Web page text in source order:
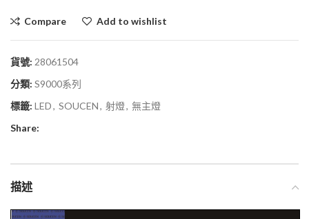
Compare Add to wishlist
貨號: 28061504
分類: S9000系列
標籤: LED, SOUCEN, 射燈, 無主燈
Share:
描述